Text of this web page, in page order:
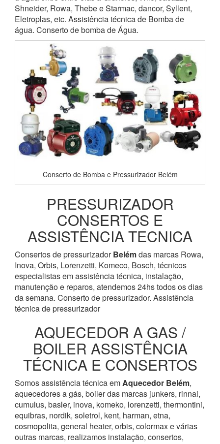
Shneider, Rowa, Thebe e Starmac, dancor, Syllent,
Eletroplas, etc. Assistência técnica de Bomba de
água. Conserto de bomba de Água.
Conserto de Bomba e Pressurizador Belém
PRESSURIZADOR
CONSERTOS E
ASSISTÊNCIA TECNICA
Consertos de pressurizadorBelémdas marcas Rowa,
Inova, Orbis, Lorenzetti, Komeco, Bosch, técnicos
especialistas em assistência técnica, instalação,
manutenção e reparos, atendemos 24hs todos os dias
da semana. Conserto de pressurizador. Assistência
técnica de pressurizador
AQUECEDOR A GAS /
BOILER ASSISTÊNCIA
TÉCNICA E CONSERTOS
Somos assistência técnica emAquecedor Belém,
aquecedores a gás, boiler das marcas junkers, rinnai,
cumulus, basler, inova, komeko, lorenzetti, thermontini,
equibras, nordik, soletrol, kent, harman, etna,
cosmopolita, general heater, orbis, colormax e várias
outras marcas, realizamos instalação, consertos,